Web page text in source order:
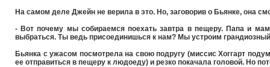
На самом деле Джейн не верила в это. Но, заговорив о Бьянке, она
- Вот почему мы собираемся поехать завтра в пещеру. Папа и
выбраться. Ты ведь присоединишься к нам? Мы устроим
Бьянка с ужасом посмотрела на свою подругу (миссис Хоггарт
ее отправиться в пещеру к людоеду) и резко покачала головой. Но